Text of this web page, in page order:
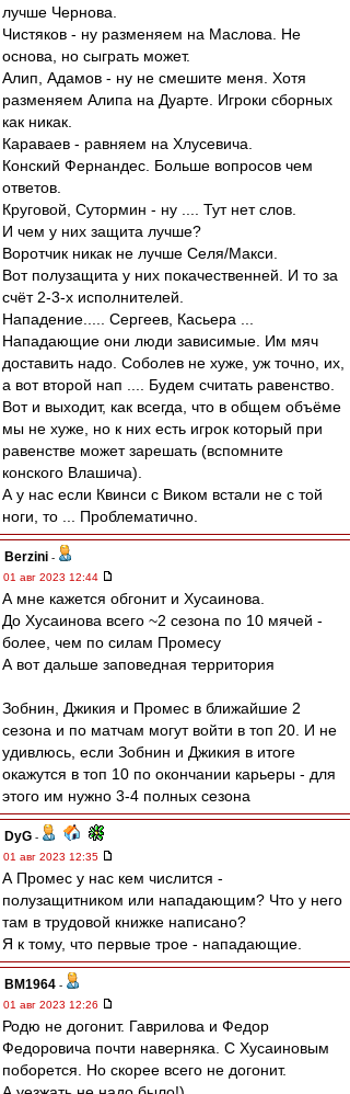
лучше Чернова.
Чистяков - ну разменяем на Маслова. Не
основа, но сыграть может.
Алип, Адамов - ну не смешите меня. Хотя
разменяем Алипа на Дуарте. Игроки сборных
как никак.
Караваев - равняем на Хлусевича.
Конский Фернандес. Больше вопросов чем
ответов.
Круговой, Сутормин - ну .... Тут нет слов.
И чем у них защита лучше?
Воротчик никак не лучше Селя/Макси.
Вот полузащита у них покачественней. И то за
счёт 2-3-х исполнителей.
Нападение..... Сергеев, Касьера ...
Нападающие они люди зависимые. Им мяч
доставить надо. Соболев не хуже, уж точно, их,
а вот второй нап .... Будем считать равенство.
Вот и выходит, как всегда, что в общем объёме
мы не хуже, но к них есть игрок который при
равенстве может зарешать (вспомните
конского Влашича).
А у нас если Квинси с Виком встали не с той
ноги, то ... Проблематично.
Berzini -
01 авг 2023 12:44
А мне кажется обгонит и Хусаинова.
До Хусаинова всего ~2 сезона по 10 мячей -
более, чем по силам Промесу
А вот дальше заповедная территория
Зобнин, Джикия и Промес в ближайшие 2
сезона и по матчам могут войти в топ 20. И не
удивлюсь, если Зобнин и Джикия в итоге
окажутся в топ 10 по окончании карьеры - для
этого им нужно 3-4 полных сезона
DyG -
01 авг 2023 12:35
А Промес у нас кем числится -
полузащитником или нападающим? Что у него
там в трудовой книжке написано?
Я к тому, что первые трое - нападающие.
BM1964 -
01 авг 2023 12:26
Родю не догонит. Гаврилова и Федор
Федоровича почти наверняка. С Хусаиновым
поборется. Но скорее всего не догонит.